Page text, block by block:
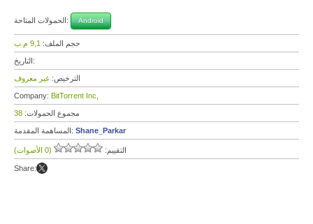
الحمولات المتاحة: Android
حجم الملف: 9,1 م.ب
التاريخ:
الترخيص: غير معروف
Company: BitTorrent Inc,
مجموع الحمولات: 38
المساهمة المقدمة: Shane_Parkar
التقييم: (0 الأصوات)
Share: